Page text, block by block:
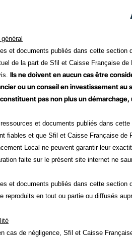
et documents publiés dans cette
de la part de Sfil et Caisse Française
Ils ne doivent en aucun cas être
ou un conseil en investissement au
pas non plus un
et documents publiés dans
fiables et que Sfil et Caisse Française
Local ne peuvent garantir leur
faite sur le présent site internet ne
et documents publiés dans cette
reproduits en tout ou partie ou diffusés
cas de négligence, Sfil et Caisse
financiers
Filtres
1 NaN